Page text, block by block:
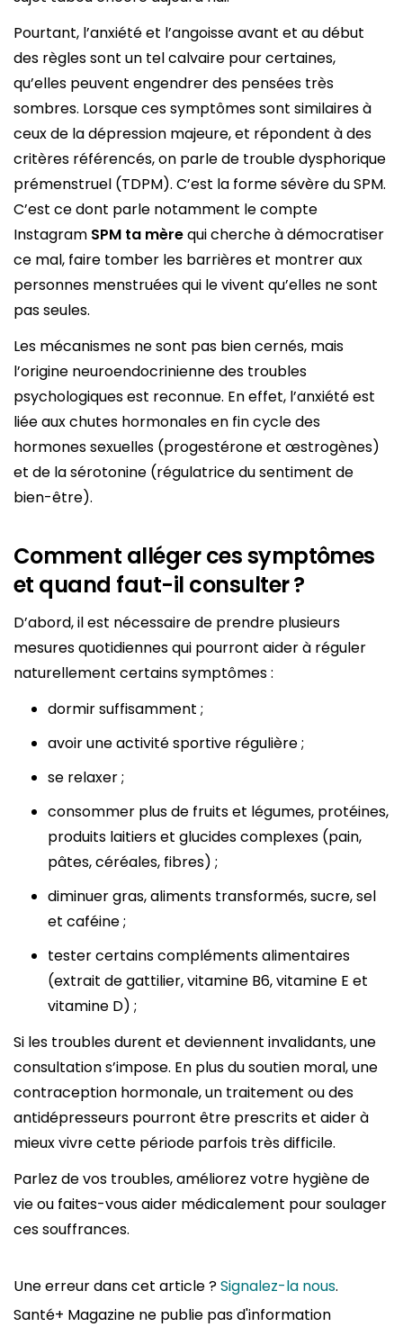
Pourtant, l’anxiété et l’angoisse avant et au début
des règles sont un tel calvaire pour certaines,
qu’elles peuvent engendrer des pensées très
sombres. Lorsque ces symptômes sont similaires à
ceux de la dépression majeure, et répondent à des
critères référencés, on parle de trouble dysphorique
prémenstruel (TDPM). C’est la forme sévère du SPM.
C’est ce dont parle notamment le compte
Instagram SPM ta mèrequi cherche à démocratiser
ce mal, faire tomber les barrières et montrer aux
personnes menstruées qui le vivent qu’elles ne sont
pas seules.
Les mécanismes ne sont pas bien cernés, mais
l’origine neuroendocrinienne des troubles
psychologiques est reconnue. En effet, l’anxiété est
liée aux chutes hormonales en fin cycle des
hormones sexuelles (progestérone et œstrogènes)
et de la sérotonine (régulatrice du sentiment de
bien-être).
Comment alléger ces symptômes
et quand faut-il consulter ?
D’abord, il est nécessaire de prendre plusieurs
mesures quotidiennes qui pourront aider à réguler
naturellement certains symptômes :
dormir suffisamment ;
avoir une activité sportive régulière ;
se relaxer ;
consommer plus de fruits et légumes, protéines,
produits laitiers et glucides complexes (pain,
pâtes, céréales, fibres) ;
diminuer gras, aliments transformés, sucre, sel
et caféine ;
tester certains compléments alimentaires
(extrait de gattilier, vitamine B6, vitamine E et
vitamine D) ;
Si les troubles durent et deviennent invalidants, une
consultation s’impose. En plus du soutien moral, une
contraception hormonale, un traitement ou des
antidépresseurs pourront être prescrits et aider à
mieux vivre cette période parfois très difficile.
Parlez de vos troubles, améliorez votre hygiène de
vie ou faites-vous aider médicalement pour soulager
ces souffrances.
Une erreur dans cet article ?Signalez-la nous.
Santé+ Magazine ne publie pas d'information